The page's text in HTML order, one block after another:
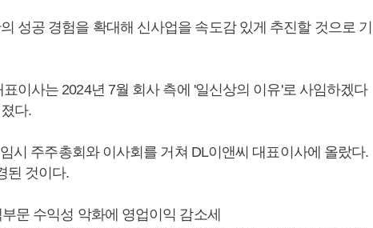
성공 경험을 확대해 신사업을 속도감 있게 추진할 것으로 기
이사는 2024년 7월 회사 측에 '일신상의 이유'로 사임하겠다
다.
시 주주총회와 이사회를 거쳐 DL이앤씨 대표이사에 올랐다.
된 것이다.
문 수익성 악화에 영업이익 감소세